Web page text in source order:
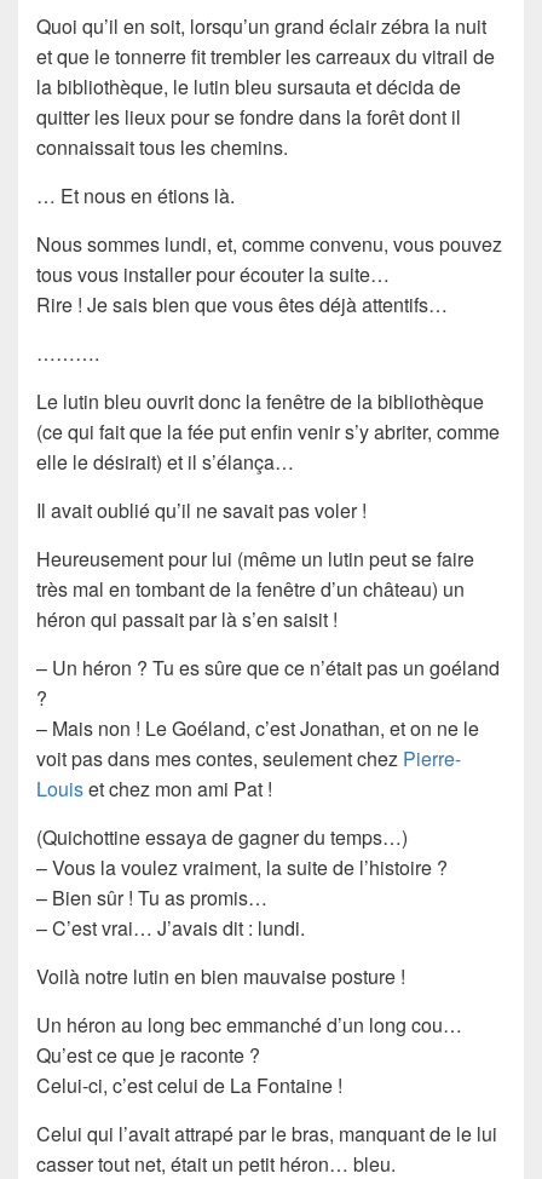
Quoi qu’il en soit, lorsqu’un grand éclair zébra la nuit
et que le tonnerre fit trembler les carreaux du vitrail de
la bibliothèque, le lutin bleu sursauta et décida de
quitter les lieux pour se fondre dans la forêt dont il
connaissait tous les chemins.
… Et nous en étions là.
Nous sommes lundi, et, comme convenu, vous pouvez
tous vous installer pour écouter la suite…
Rire ! Je sais bien que vous êtes déjà attentifs…
……….
Le lutin bleu ouvrit donc la fenêtre de la bibliothèque
(ce qui fait que la fée put enfin venir s’y abriter, comme
elle le désirait) et il s’élança…
Il avait oublié qu’il ne savait pas voler !
Heureusement pour lui (même un lutin peut se faire
très mal en tombant de la fenêtre d’un château) un
héron qui passait par là s’en saisit !
– Un héron ? Tu es sûre que ce n’était pas un goéland
?
– Mais non ! Le Goéland, c’est Jonathan, et on ne le
voit pas dans mes contes, seulement chez Pierre-
Louiset chez mon ami Pat !
(Quichottine essaya de gagner du temps…)
– Vous la voulez vraiment, la suite de l’histoire ?
– Bien sûr ! Tu as promis…
– C’est vrai… J’avais dit : lundi.
Voilà notre lutin en bien mauvaise posture !
Un héron au long bec emmanché d’un long cou…
Qu’est ce que je raconte ?
Celui-ci, c’est celui de La Fontaine !
Celui qui l’avait attrapé par le bras, manquant de le lui
casser tout net, était un petit héron… bleu.